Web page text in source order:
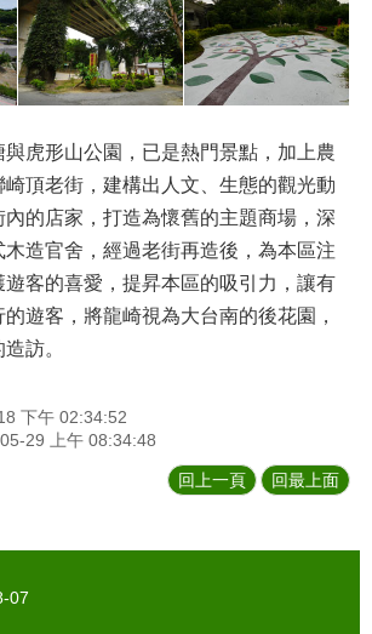
虎形山公園，已是熱門景點，加上農
頂老街，建構出人文、生態的觀光動
的店家，打造為懷舊的主題商場，深
造官舍，經過老街再造後，為本區注
遊客的喜愛，提昇本區的吸引力，讓有
遊客，將龍崎視為大台南的後花園，
訪。
下午 02:34:52
29 上午 08:34:48
回上一頁 回最上面
07